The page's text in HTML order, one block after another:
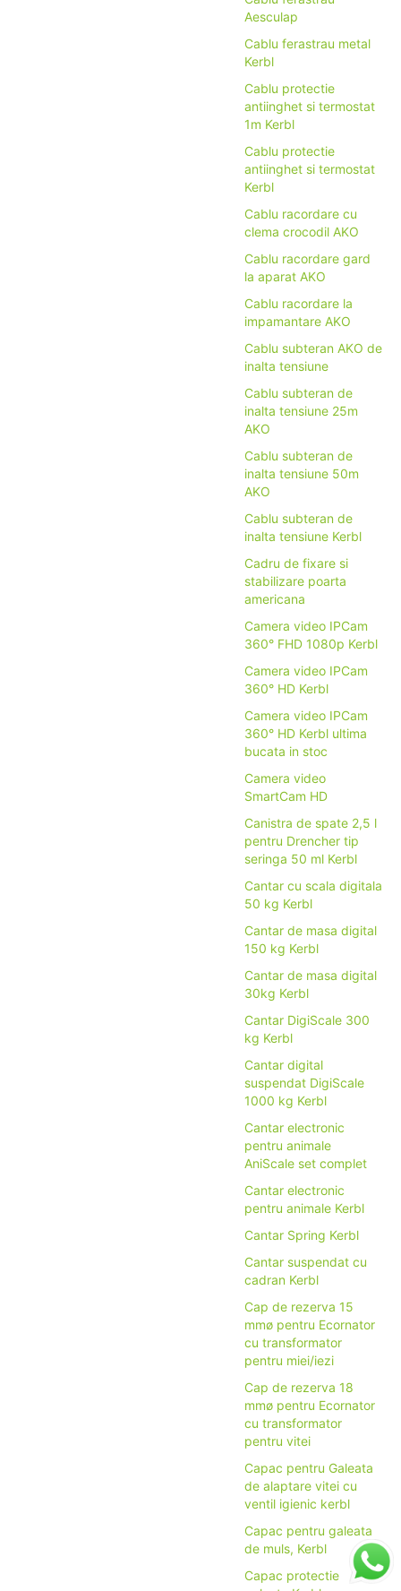
Aesculap
Cablu ferastrau metal
Kerbl
Cablu protectie
antiinghet si termostat
1m Kerbl
Cablu protectie
antiinghet si termostat
Kerbl
Cablu racordare cu
clema crocodil AKO
Cablu racordare gard
la aparat AKO
Cablu racordare la
impamantare AKO
Cablu subteran AKO de
inalta tensiune
Cablu subteran de
inalta tensiune 25m
AKO
Cablu subteran de
inalta tensiune 50m
AKO
Cablu subteran de
inalta tensiune Kerbl
Cadru de fixare si
stabilizare poarta
americana
Camera video IPCam
360° FHD 1080p Kerbl
Camera video IPCam
360° HD Kerbl
Camera video IPCam
360° HD Kerbl ultima
bucata in stoc
Camera video
SmartCam HD
Canistra de spate 2,5 l
pentru Drencher tip
seringa 50 ml Kerbl
Cantar cu scala digitala
50 kg Kerbl
Cantar de masa digital
150 kg Kerbl
Cantar de masa digital
30kg Kerbl
Cantar DigiScale 300
kg Kerbl
Cantar digital
suspendat DigiScale
1000 kg Kerbl
Cantar electronic
pentru animale
AniScale set complet
Cantar electronic
pentru animale Kerbl
Cantar Spring Kerbl
Cantar suspendat cu
cadran Kerbl
Cap de rezerva 15
mmø pentru Ecornator
cu transformator
pentru miei/iezi
Cap de rezerva 18
mmø pentru Ecornator
cu transformator
pentru vitei
Capac pentru Galeata
de alaptare vitei cu
ventil igienic kerbl
Capac pentru galeata
de muls, Kerbl
Capac protectie